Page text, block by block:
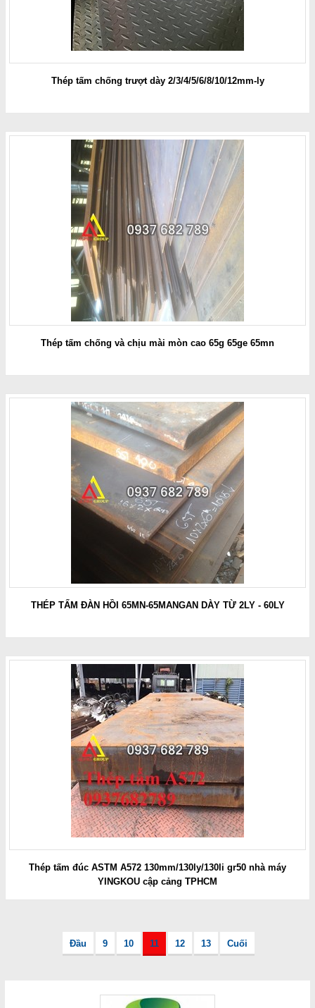
Thép tấm chống trượt dày 2/3/4/5/6/8/10/12mm-ly
Thép tấm chống và chịu mài mòn cao 65g 65ge 65mn
THÉP TẤM ĐÀN HỒI 65MN-65MANGAN DÀY TỪ 2LY - 60LY
Thép tấm đúc ASTM A572 130mm/130ly/130li gr50 nhà máy
YINGKOU cập cảng TPHCM
Đầu 9 10 11 12 13 Cuối